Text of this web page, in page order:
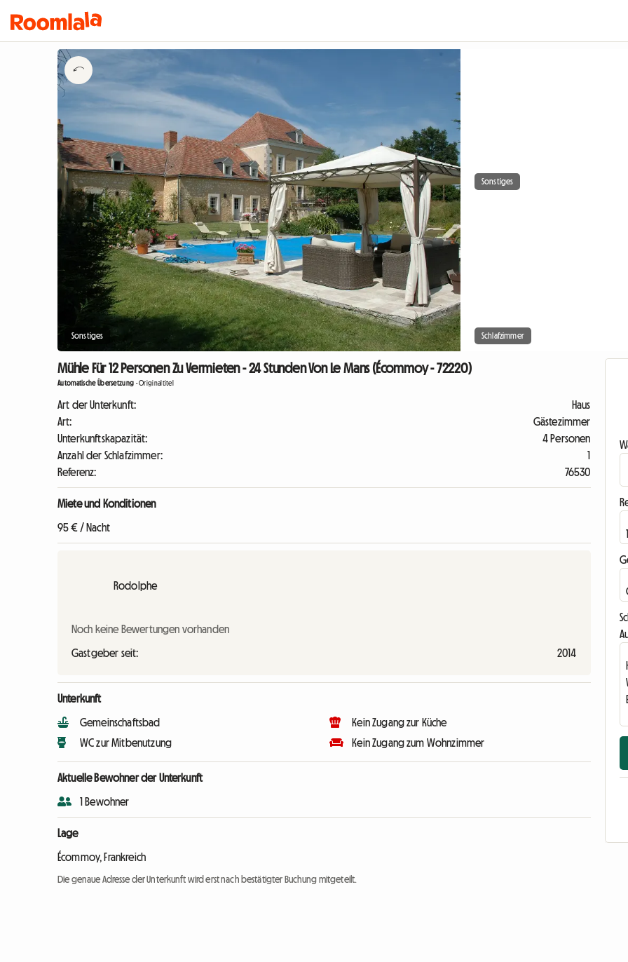
Sonstiges
Sonstiges
Schlafzimmer
Mühle Für 12 Personen Zu Vermieten - 24 Stunden Von Le Mans (Écommoy - 72220)
Automatische Übersetzung -Originaltitel
Art der Unterkunft:
Haus
Art:
Gästezimmer
Unterkunftskapazität:
4 Personen
Anzahl der Schlafzimmer:
1
Referenz:
76530
Miete und Konditionen
95 € / Nacht
Rodolphe
Noch keine Bewertungen vorhanden
Gastgeber seit: 2014
Unterkunft
Gemeinschaftsbad
WC zur Mitbenutzung
Kein Zugang zur Küche
Kein Zugang zum Wohnzimmer
Aktuelle Bewohner der Unterkunft
1 Bewohner
Lage
Écommoy, Frankreich
Die genaue Adresse der Unterkunft wird erst nach bestätigter Buchung mitgeteilt.